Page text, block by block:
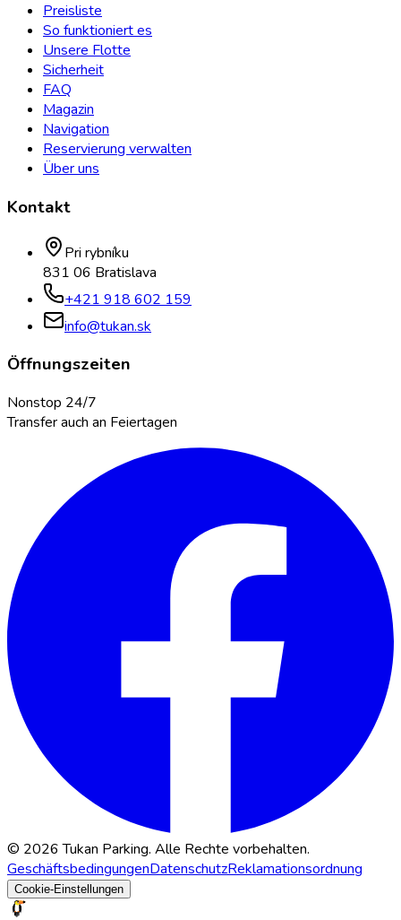
Preisliste
So funktioniert es
Unsere Flotte
Sicherheit
FAQ
Magazin
Navigation
Reservierung verwalten
Über uns
Kontakt
Pri rybníku
831 06 Bratislava
+421 918 602 159
info@tukan.sk
Öffnungszeiten
Nonstop 24/7
Transfer auch an Feiertagen
© 2026 Tukan Parking. Alle Rechte vorbehalten.
GeschäftsbedingungenDatenschutzReklamationsordnung
Cookie-Einstellungen